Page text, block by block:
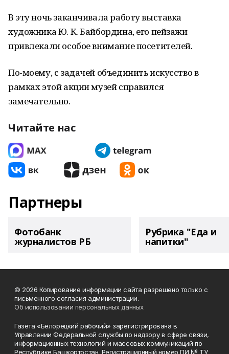
В эту ночь заканчивала работу выставка
художника Ю. К. Байбордина, его пейзажи
привлекали особое внимание посетителей.
По-моему, с задачей объединить искусство в
рамках этой акции музей справился
замечательно.
Читайте нас
Партнеры
Фотобанк
журналистов РБ
Рубрика "Еда и
напитки"
© 2026 Копирование информации сайта разрешено только с
письменного согласия администрации.
Об использовании персональных данных
Газета «Белорецкий рабочий» зарегистрирована в
Управлении Федеральной службы по надзору в сфере связи,
информационных технологий и массовых коммуникаций по
Республике Башкортостан. Регистрационный номер ПИ № ТУ